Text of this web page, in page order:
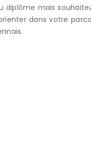
diplôme mais
dans votre